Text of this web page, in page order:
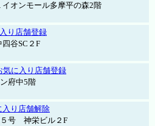
オンモール多摩平の森2階
り店舗登録
谷SC２F
気に入り店舗登録
府中5階
入り店舗解除
５号 神栄ビル２F